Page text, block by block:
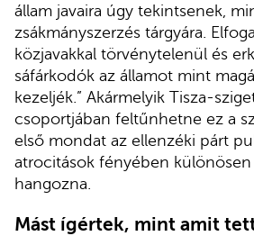
állam javaira úgy tekintsenek,
zsákmányszerzés tárgyára.
közjavakkal törvénytelenül és
sáfárkodók az államot mint
kezeljék.” Akármelyik Tisza-
csoportjában feltűnhetne ez a
első mondat az ellenzéki párt
atrocitások fényében különösen
hangozna.
Mást ígértek, mint amit